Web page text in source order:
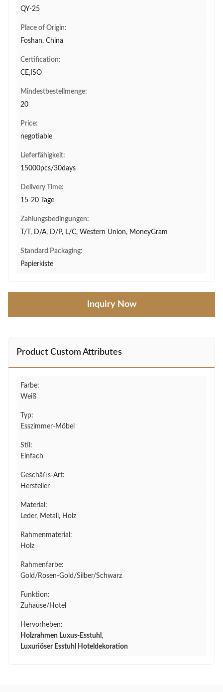
QY-25
Place of Origin:
Foshan, China
Certification:
CE,ISO
Mindestbestellmenge:
20
Price:
negotiable
Lieferfähigkeit:
15000pcs/30days
Delivery Time:
15-20 Tage
Zahlungsbedingungen:
T/T, D/A, D/P, L/C, Western Union, MoneyGram
Standard Packaging:
Papierkiste
Inquiry Now
Product Custom Attributes
Farbe:
Weiß
Typ:
Esszimmer-Möbel
Stil:
Einfach
Geschäfts-Art:
Hersteller
Material:
Leder, Metall, Holz
Rahmenmaterial:
Holz
Rahmenfarbe:
Gold/Rosen-Gold/Silber/Schwarz
Funktion:
Zuhause/Hotel
Hervorheben:
Holzrahmen Luxus-Esstuhl ,
Luxuriöser Esstuhl Hoteldekoration